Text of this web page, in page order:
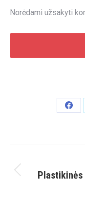
Norėdami užsakyti
navigation
Plastikinės